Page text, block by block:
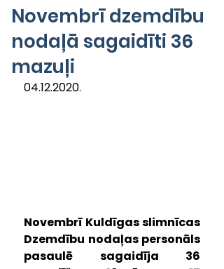
Novembrī dzemdību
nodaļā sagaidīti 36
mazuļi
04.12.2020.
Novembrī Kuldīgas slimnīcas
Dzemdību nodaļas personāls
pasaulē sagaidīja 36